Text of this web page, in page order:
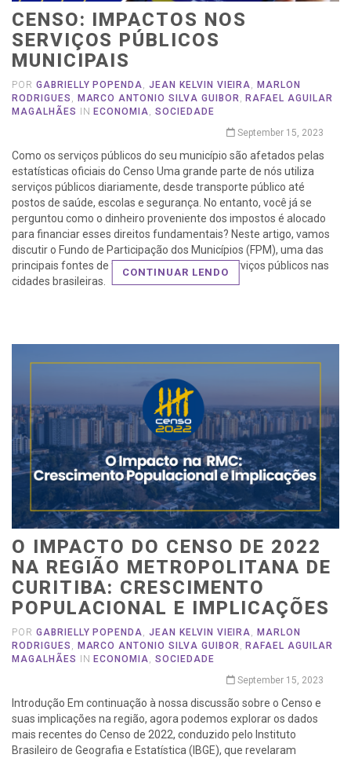
CENSO: IMPACTOS NOS
SERVIÇOS PÚBLICOS
MUNICIPAIS
POR GABRIELLY POPENDA,JEAN KELVIN VIEIRA, MARLON
RODRIGUES , MARCO ANTONIO SILVA GUIBOR, RAFAEL AGUILAR
MAGALHÃES
IN ECONOMIA,SOCIEDADE
September 15, 2023
Como os serviços públicos do seu município são afetados pelas
estatísticas oficiais do Censo Uma grande parte de nós utiliza
serviços públicos diariamente, desde transporte público até
postos de saúde, escolas e segurança. No entanto, você já se
perguntou como o dinheiro proveniente dos impostos é alocado
para financiar esses direitos fundamentais? Neste artigo, vamos
discutir o Fundo de Participação dos Municípios (FPM), uma das
principais fontes de financiamento para os serviços públicos nas
cidades brasileiras.
CONTINUAR LENDO
O IMPACTO DO CENSO DE 2022
NA REGIÃO METROPOLITANA DE
CURITIBA: CRESCIMENTO
POPULACIONAL E IMPLICAÇÕES
POR GABRIELLY POPENDA,JEAN KELVIN VIEIRA, MARLON
RODRIGUES , MARCO ANTONIO SILVA GUIBOR, RAFAEL AGUILAR
MAGALHÃES
IN ECONOMIA,SOCIEDADE
September 15, 2023
Introdução Em continuação à nossa discussão sobre o Censo e
suas implicações na região, agora podemos explorar os dados
mais recentes do Censo de 2022, conduzido pelo Instituto
Brasileiro de Geografia e Estatística (IBGE), que revelaram